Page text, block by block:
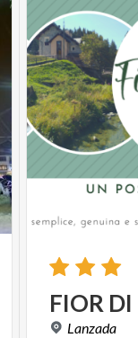
FIOR DI
Lanzada